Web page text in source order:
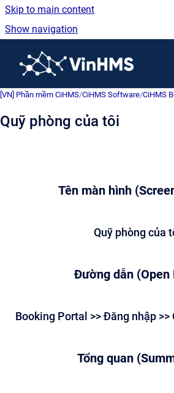
Skip to main content
Show navigation
[VN] Phần mềm CiHMS/CiHMS Software/CiHMS
Quỹ phòng của tôi
Tên màn hình
Quỹ phòng của
Đường dẫn (Open
Booking Portal >> Đăng nhập >>
Tổng quan